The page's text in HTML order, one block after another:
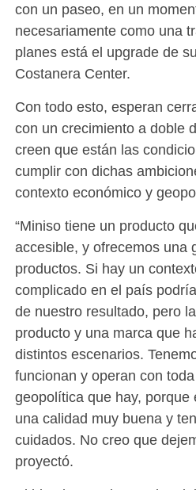
con un paseo, en un
necesariamente como una
planes está el upgrade de
Costanera Center.
Con todo esto, esperan
con un crecimiento a doble
creen que están las
cumplir con dichas
contexto económico y
“Miniso tiene un producto
accesible, y ofrecemos una
productos. Si hay un
complicado en el país
de nuestro resultado, pero
producto y una marca que
distintos escenarios.
funcionan y operan con
geopolítica que hay, porque
una calidad muy buena y
cuidados. No creo que
proyectó.